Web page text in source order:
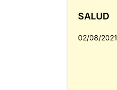
SALUD
02/08/2021